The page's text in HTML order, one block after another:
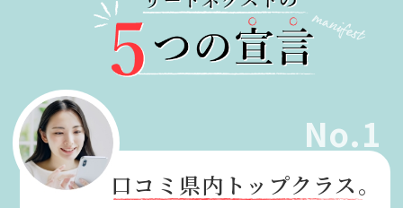
No.1
口コミ県内トップクラス。